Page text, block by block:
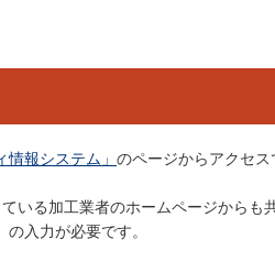
情報システム」 のページからアクセス
いる加工業者のホームページからも
入力が必要です。